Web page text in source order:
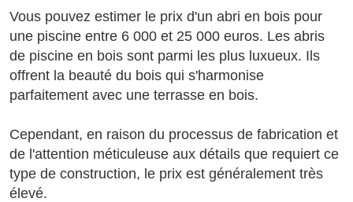
Vous pouvez estimer le prix d'un abri en bois pour
une piscine entre 6 000 et 25 000 euros. Les abris
de piscine en bois sont parmi les plus luxueux. Ils
offrent la beauté du bois qui s'harmonise
parfaitement avec une terrasse en bois.
Cependant, en raison du processus de fabrication et
de l'attention méticuleuse aux détails que requiert ce
type de construction, le prix est généralement très
élevé.